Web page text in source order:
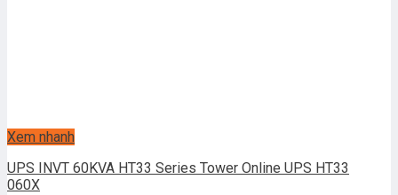
Xem nhanh
UPS INVT 60KVA HT33 Series Tower Online UPS HT33
060X